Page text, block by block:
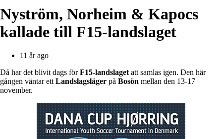
Nyström, Norheim & Kapocs
kallade till F15-landslaget
11 år ago
Då har det blivit dags förF15-landslaget att samlas igen. Den här
gången väntar ett Landslagsläger på Bosön mellan den 13-17
november.